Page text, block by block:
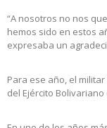
“A nosotros no nos
hemos sido en estos
expresaba un
Para ese año, el
del Ejército